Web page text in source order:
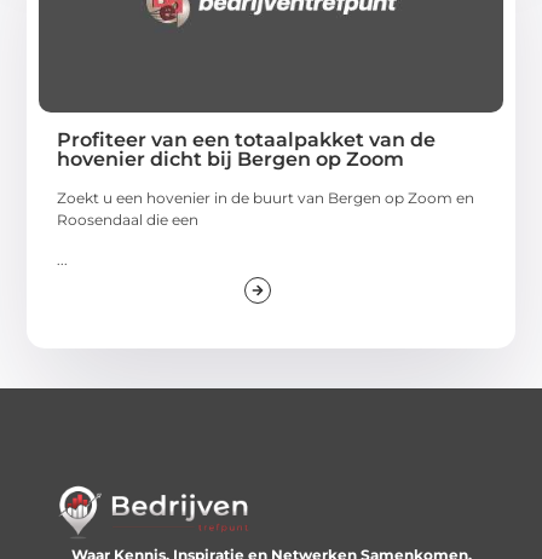
Profiteer van een totaalpakket van de
hovenier dicht bij Bergen op Zoom
Zoekt u een hovenier in de buurt van Bergen op Zoom en
Roosendaal die een
Waar Kennis, Inspiratie en Netwerken Samenkomen.